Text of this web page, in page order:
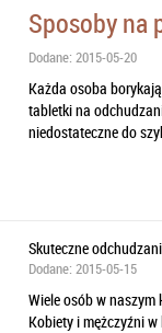
Sposoby na
Dodane: 2015-05-20
Każda osoba
tabletki na
niedostateczne do
Skuteczne
Dodane: 2015-05-15
Wiele osób w naszym
Kobiety i mężczyźni